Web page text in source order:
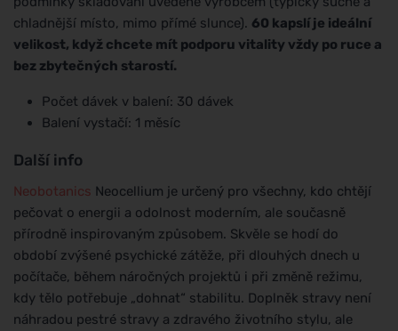
chladnější místo, mimo přímé slunce). 60 kapslí je ideální
velikost, když chcete mít podporu vitality vždy po ruce a
bez zbytečných starostí.
Počet dávek v balení: 30 dávek
Balení vystačí: 1 měsíc
Další info
Neobotanics Neocellium je určený pro všechny, kdo chtějí
pečovat o energii a odolnost moderním, ale současně
přírodně inspirovaným způsobem. Skvěle se hodí do
období zvýšené psychické zátěže, při dlouhých dnech u
počítače, během náročných projektů i při změně režimu,
kdy tělo potřebuje „dohnat“ stabilitu. Doplněk stravy není
náhradou pestré stravy a zdravého životního stylu, ale